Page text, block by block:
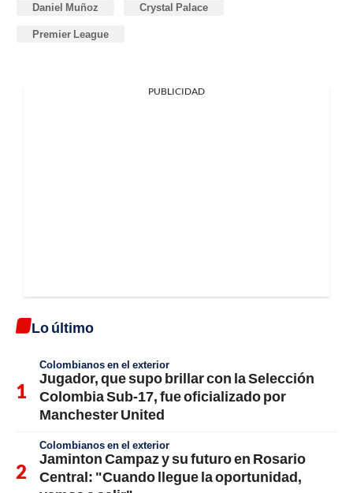
Daniel Muñoz Crystal Palace
Premier League
PUBLICIDAD
Lo último
Colombianos en el exterior
Jugador, que supo brillar con la Selección
Colombia Sub-17, fue oficializado por
Manchester United
Colombianos en el exterior
Jaminton Campaz y su futuro en Rosario
Central: "Cuando llegue la oportunidad,